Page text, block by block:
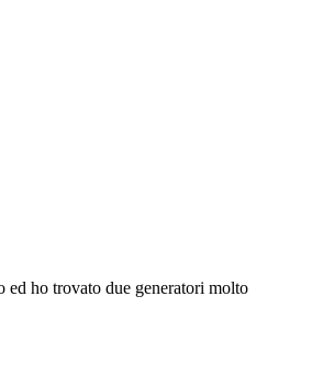
ed ho trovato due generatori molto